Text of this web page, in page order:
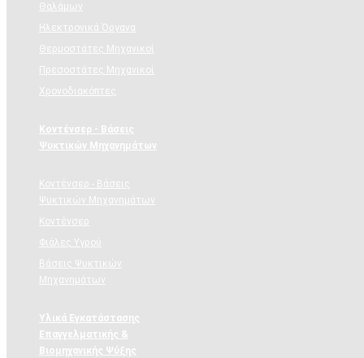
Θαλάμων
Ηλεκτρονικά Όργανα
Θερμοστάτες Μηχανικοί
Πρεσοστάτες Μηχανικοί
Χρονοδιακόπτες
Κοντένσερ - Βάσεις
Ψυκτικών Μηχανημάτων
Κοντένσερ - Βάσεις
Ψυκτικών Μηχανημάτων
Κοντένσερ
Φιάλες Υγρού
Βάσεις Ψυκτικών
Μηχανημάτων
Υλικά Εγκατάστασης
Επαγγελματικής &
Βιομηχανικής Ψύξης